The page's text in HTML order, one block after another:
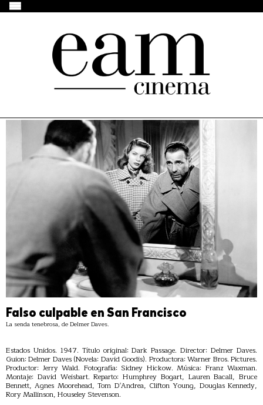
Falso culpable en San Francisco
La senda tenebrosa, de Delmer Daves.
Estados Unidos. 1947. Título original: Dark Passage. Director: Delmer Daves.
Guion: Delmer Daves (Novela: David Goodis). Productora: Warner Bros. Pictures.
Productor: Jerry Wald. Fotografía: Sidney Hickow. Música: Franz Waxman.
Montaje: David Weisbart. Reparto: Humphrey Bogart, Lauren Bacall, Bruce
Bennett, Agnes Moorehead, Tom D'Andrea, Clifton Young, Douglas Kennedy,
Rory Mallinson, Houseley Stevenson.